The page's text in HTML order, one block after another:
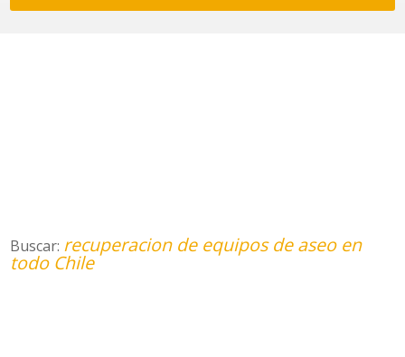
Buscar: recuperacion de equipos de aseo en
todo Chile